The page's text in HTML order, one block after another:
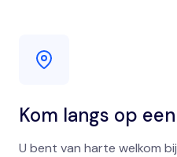
Kom langs op
U bent van harte welkom